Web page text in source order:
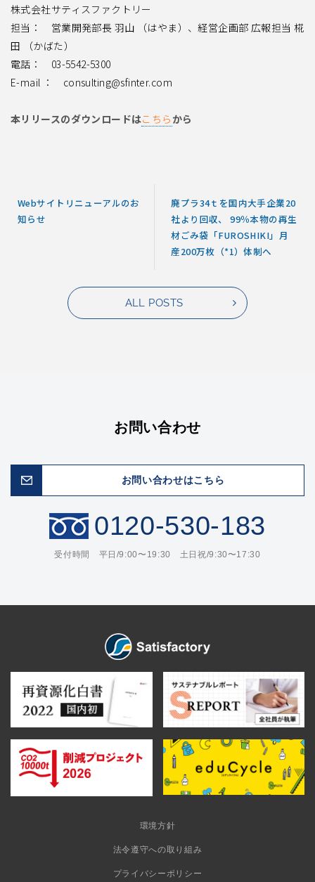
株式会社サティスファクトリー
担当： 営業開発部長 羽山 （はやま）、経営企画部 広報担当 椛
田 （かばた）
電話： 03-5542-5300
E-mail ： consulting@sfinter.com
本リリースのダウンロードはこちら から
Webサイトリニューアルのお
知らせ
廃プラ34ｔを国内大手企業20
社より回収、 99％本物の再生
材ごみ袋「FUROSHIKI」月
産200万枚（*1）体制へ
ALL POSTS
お問い合わせ
お問い合わせはこちら
0120-530-183
受付時間 平日/9:00〜19:30 土日祝/9:30〜17:30
環境方針
法令遵守への取り組み
プライバシーポリシー